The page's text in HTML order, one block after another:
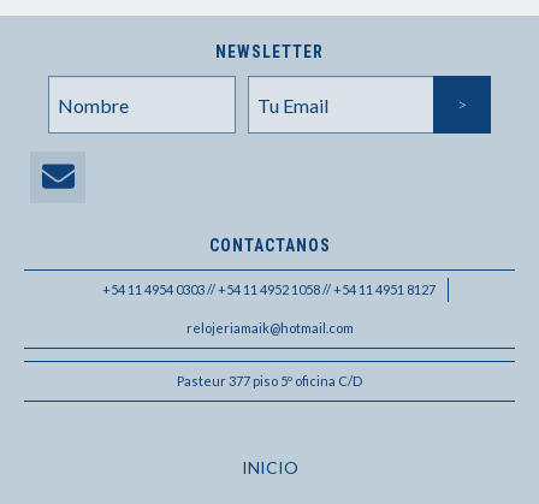
NEWSLETTER
CONTACTANOS
+54 11 4954 0303 // +54 11 4952 1058 // +54 11 4951 8127
relojeriamaik@hotmail.com
Pasteur 377 piso 5º oficina C/D
INICIO